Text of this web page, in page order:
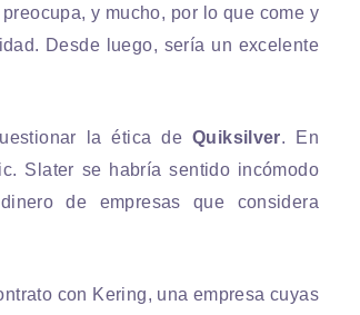
y mucho, por lo que come y
Desde luego, sería un excelente
la ética deQuiksilver. En
Slater se habría sentido incómodo
de empresas que considera
con Kering, una empresa cuyas